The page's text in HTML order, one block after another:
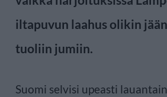
iltapuvun laahus olikin
tuoliin jumiin.
Suomi selvisi upeasti